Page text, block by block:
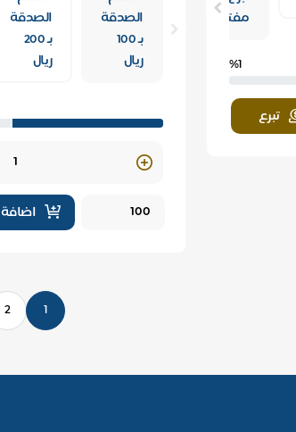
مفتوح
%1
تبرع
الصدقة
بـ 100
ريال
الصدقة
بـ 200
ريال
Quantity
اضافة
1
2